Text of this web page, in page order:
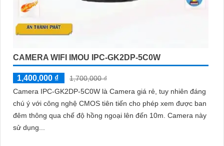
CAMERA WIFI IMOU IPC-GK2DP-5C0W
1,400,000 ₫
1,700,000 ₫
Camera IPC-GK2DP-5C0W là Camera giá rẻ, tuy nhiên đáng
chú ý với công nghệ CMOS tiên tiến cho phép xem được ban
đêm thông qua chế độ hồng ngoại lên đến 10m. Camera này
sử dụng...